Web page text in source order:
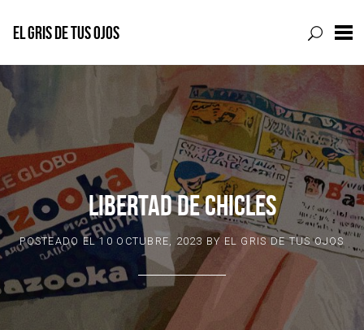
to
content
EL GRIS DE TUS OJOS
LIBERTAD DE CHICLES
POSTEADO EL10 OCTUBRE, 2023 BY EL GRIS DE TUS OJOS